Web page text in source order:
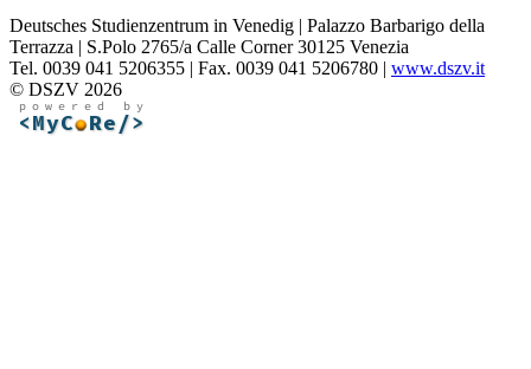
Deutsches Studienzentrum in Venedig | Palazzo Barbarigo della
Terrazza | S.Polo 2765/a Calle Corner 30125 Venezia
Tel. 0039 041 5206355 | Fax. 0039 041 5206780 | www.dszv.it
© DSZV 2026